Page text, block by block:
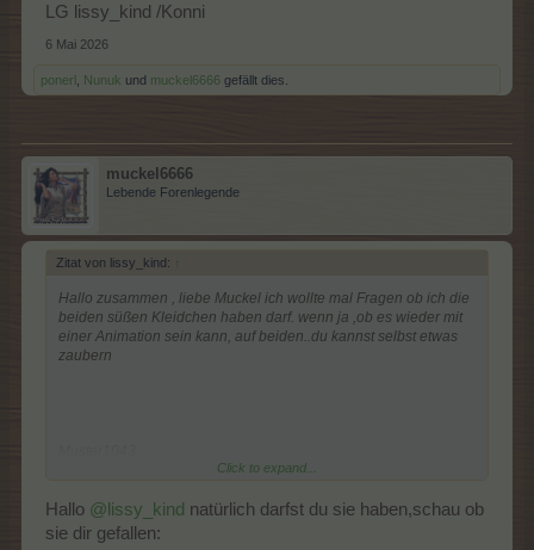
LG lissy_kind /Konni
6 Mai 2026
ponerl Nunuk und muckel6666 gefällt dies.
muckel6666
Lebende Forenlegende
Zitat von lissy_kind: ↑
Hallo zusammen , liebe Muckel ich wollte mal Fragen ob ich die
beiden süßen Kleidchen haben darf. wenn ja ,ob es wieder mit
einer Animation sein kann, auf beiden..du kannst selbst etwas
zaubern
Click to expand...
Hallo @lissy_kind natürlich darfst du sie haben,schau ob
sie dir gefallen: